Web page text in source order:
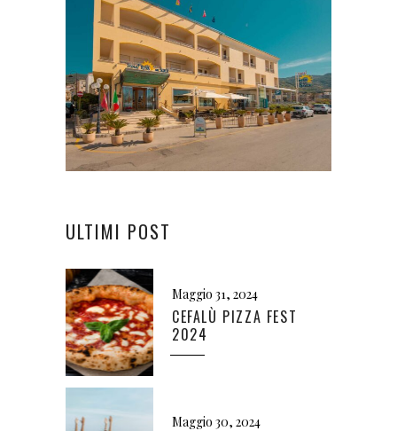
ULTIMI POST
Maggio 31, 2024
CEFALÙ PIZZA FEST
2024
Maggio 30, 2024